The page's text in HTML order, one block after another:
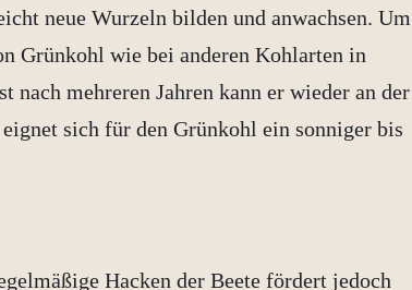
neue Wurzeln bilden und anwachsen. Um
Grünkohl wie bei anderen Kohlarten in
nach mehreren Jahren kann er wieder an der
sich für den Grünkohl ein sonniger bis
Hacken der Beete fördert jedoch